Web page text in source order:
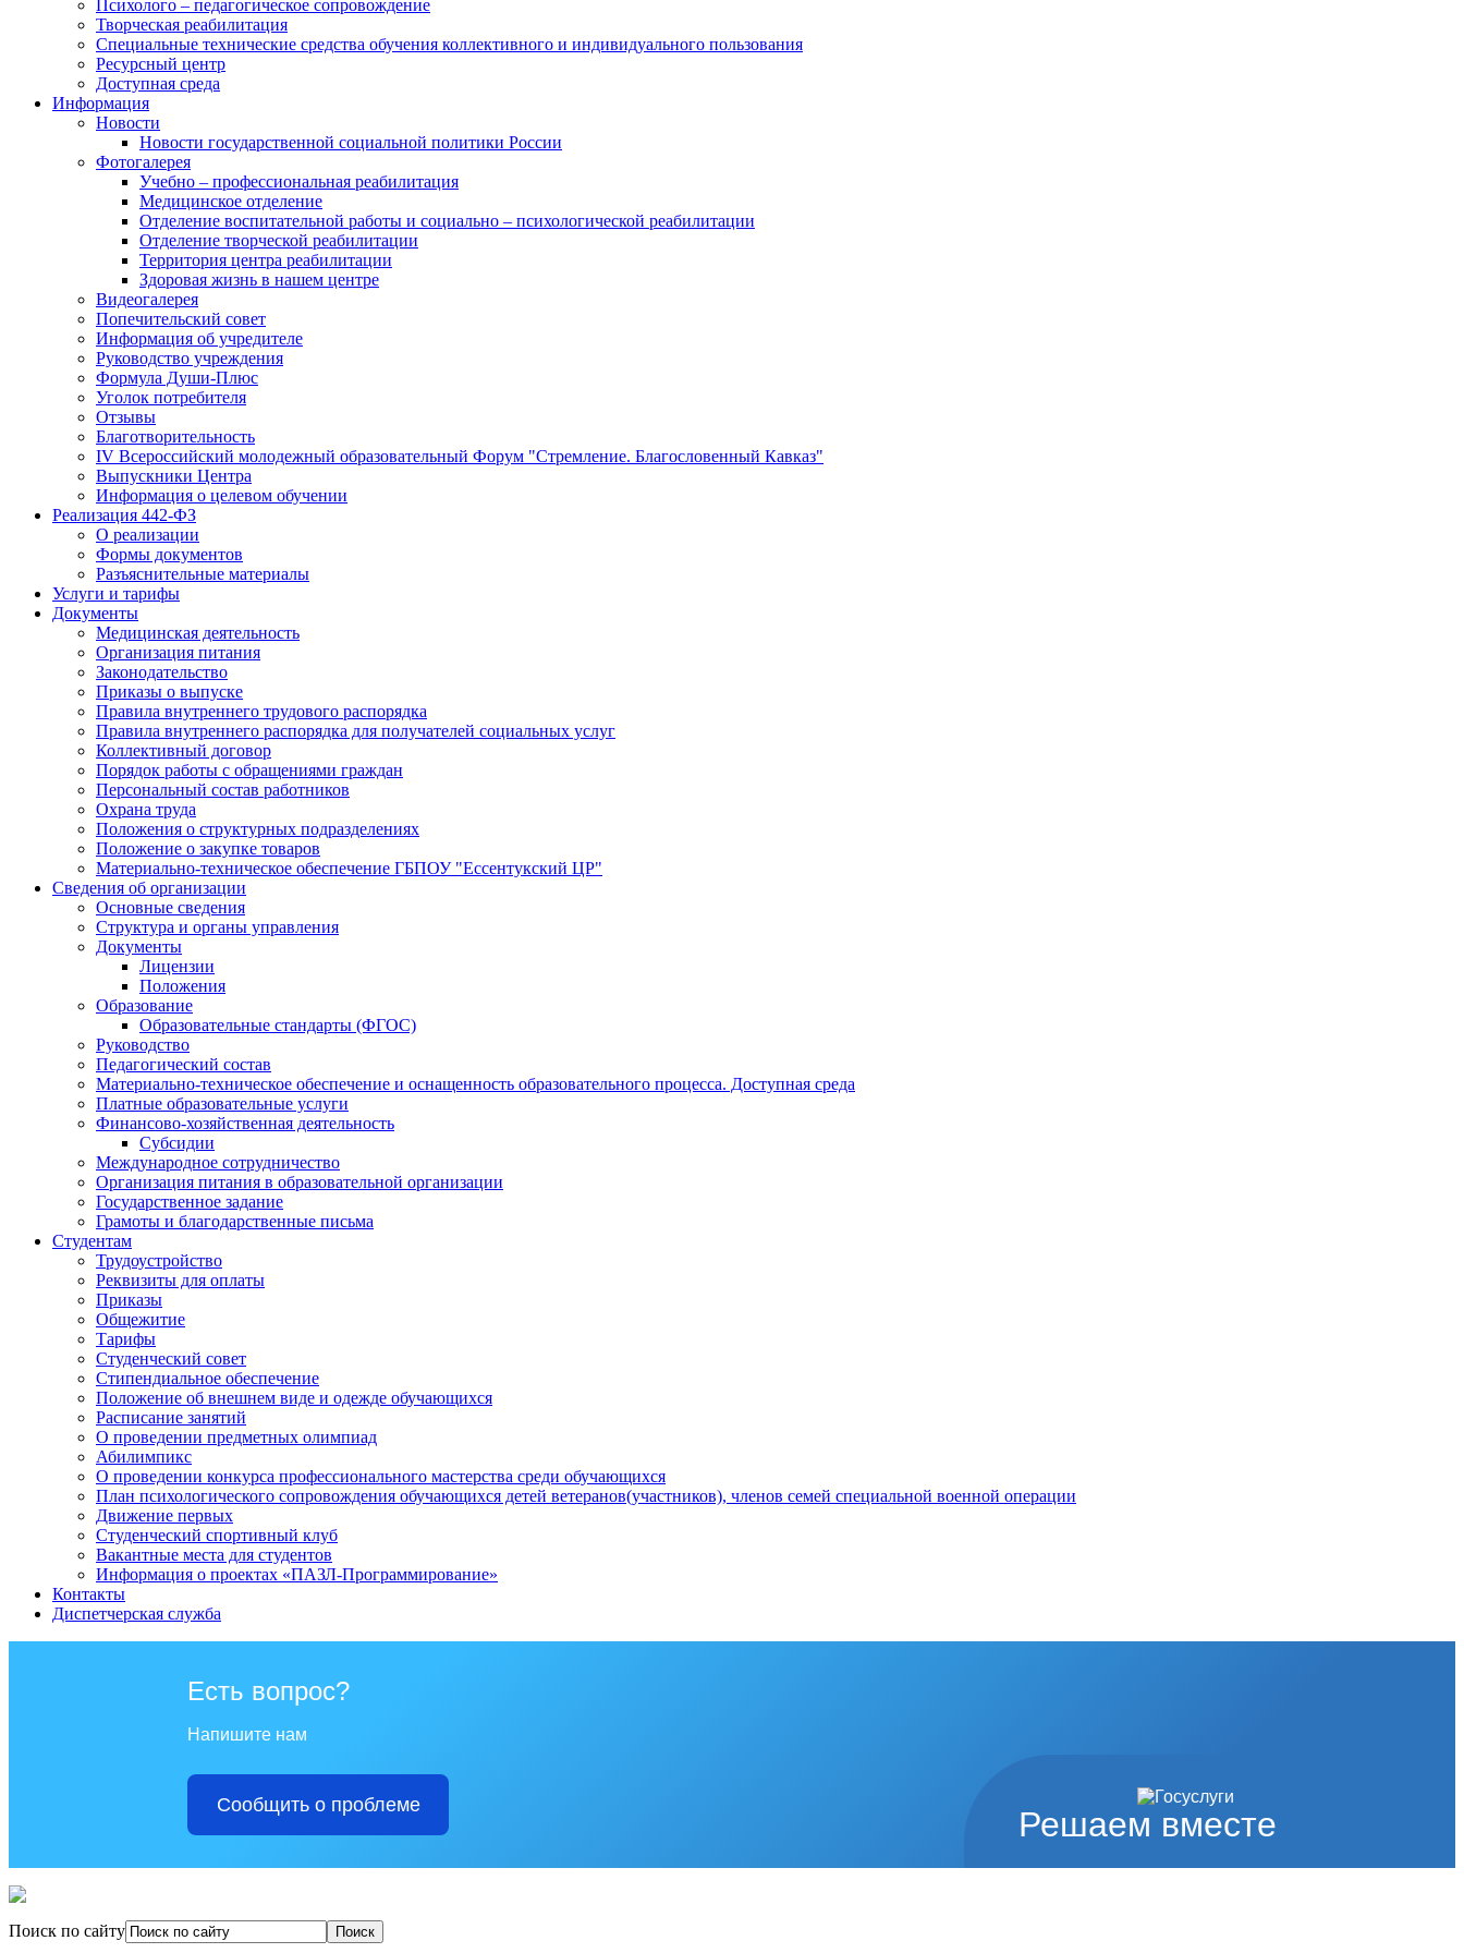
Психолого – педагогическое сопровождение
Творческая реабилитация
Специальные технические средства обучения коллективного и индивидуального пользования
Ресурсный центр
Доступная среда
Информация
Новости
Новости государственной социальной политики России
Фотогалерея
Учебно – профессиональная реабилитация
Медицинское отделение
Отделение воспитательной работы и социально – психологической реабилитации
Отделение творческой реабилитации
Территория центра реабилитации
Здоровая жизнь в нашем центре
Видеогалерея
Попечительский совет
Информация об учредителе
Руководство учреждения
Формула Души-Плюс
Уголок потребителя
Отзывы
Благотворительность
IV Всероссийский молодежный образовательный Форум "Стремление. Благословенный Кавказ"
Выпускники Центра
Информация о целевом обучении
Реализация 442-ФЗ
О реализации
Формы документов
Разъяснительные материалы
Услуги и тарифы
Документы
Медицинская деятельность
Организация питания
Законодательство
Приказы о выпуске
Правила внутреннего трудового распорядка
Правила внутреннего распорядка для получателей социальных услуг
Коллективный договор
Порядок работы с обращениями граждан
Персональный состав работников
Охрана труда
Положения о структурных подразделениях
Положение о закупке товаров
Материально-техническое обеспечение ГБПОУ "Ессентукский ЦР"
Сведения об организации
Основные сведения
Структура и органы управления
Документы
Лицензии
Положения
Образование
Образовательные стандарты (ФГОС)
Руководство
Педагогический состав
Материально-техническое обеспечение и оснащенность образовательного процесса. Доступная среда
Платные образовательные услуги
Финансово-хозяйственная деятельность
Субсидии
Международное сотрудничество
Организация питания в образовательной организации
Государственное задание
Грамоты и благодарственные письма
Студентам
Трудоустройство
Реквизиты для оплаты
Приказы
Общежитие
Тарифы
Студенческий совет
Стипендиальное обеспечение
Положение об внешнем виде и одежде обучающихся
Расписание занятий
О проведении предметных олимпиад
Абилимпикс
О проведении конкурса профессионального мастерства среди обучающихся
План психологического сопровождения обучающихся детей ветеранов(участников), членов семей специальной военной операции
Движение первых
Студенческий спортивный клуб
Вакантные места для студентов
Информация о проектах «ПАЗЛ-Программирование»
Контакты
Диспетчерская служба
Решаем вместе
Есть вопрос?
Напишите нам
Сообщить о проблеме
Поиск по сайту